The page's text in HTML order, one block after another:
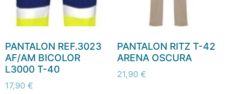
PANTALON REF.3023
AF/AM BICOLOR
L3000 T-40
17,90 €
PANTALON RITZ T-42
ARENA OSCURA
21,90 €